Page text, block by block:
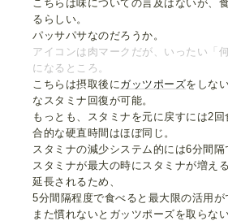
こちらは味についての言及はないが、
るらしい。
パッサパサなのだろうか。
アイコンは肉マークだが、いったい「
になるところ。
こちらは摂取後に ガッツポーズをしな
なスタミナ回復が可能。
もっとも、スタミナを元に戻すには2
合的な硬直時間はほぼ同じ。
スタミナの減少システム的には6分間隔
スタミナが最大の時にスタミナが増え
延長されるため、
5分間隔程度で食べると最大限の活用が
また慣れないとガッツポーズを取らな